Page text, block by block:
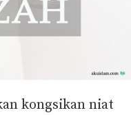
kongsikan niat